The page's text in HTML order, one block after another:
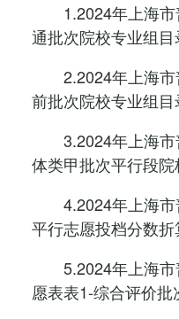
1.2024年上海
通批次院校专业组目
2.2024年上海
前批次院校专业组目
3.2024年上海
体类甲批次平行段院
4.2024年上海
平行志愿投档分数
5.2024年上海
愿表表1-综合评价批